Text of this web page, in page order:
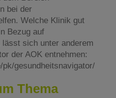
bei der
Welche Klinik gut
Bezug auf
sich unter anderem
der AOK entnehmen:
gesundheitsnavigator/
Thema